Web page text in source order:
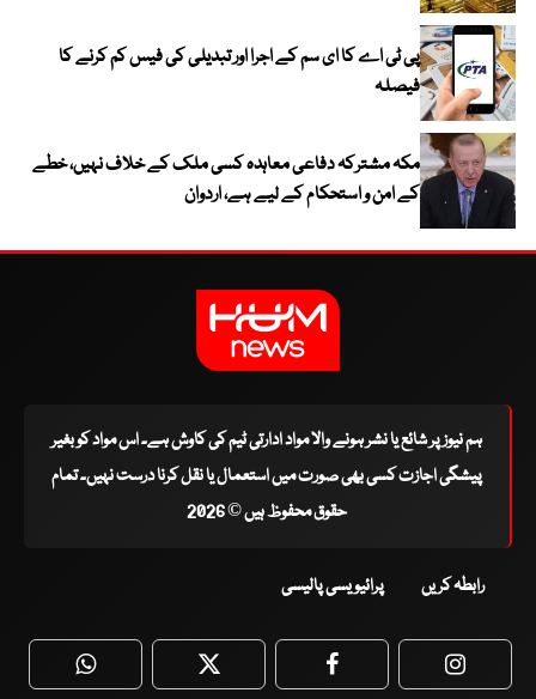
پی ٹی اے کا ای سم کے اجرا اور تبدیلی کی فیس کم کرنے کا
فیصلہ
مکہ مشترکہ دفاعی معاہدہ کسی ملک کے خلاف نہیں، خطے
کے امن و استحکام کے لیے ہے، اردوان
ہم نیوز پر شائع یا نشر ہونے والا مواد ادارتی ٹیم کی کاوش ہے۔ اس مواد کو بغیر
پیشگی اجازت کسی بھی صورت میں استعمال یا نقل کرنا درست نہیں۔ تمام
حقوق محفوظ ہیں © 2026
رابطہ کریں پرائیویسی پالیسی
WhatsApp Twitter Facebook